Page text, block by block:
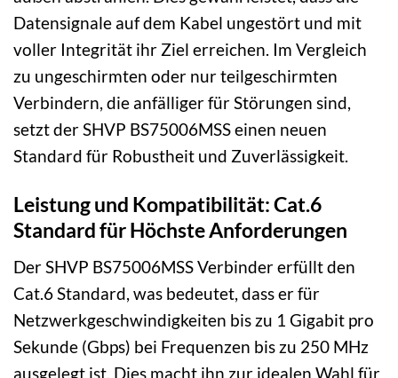
Datensignale auf dem Kabel ungestört und mit
voller Integrität ihr Ziel erreichen. Im Vergleich
zu ungeschirmten oder nur teilgeschirmten
Verbindern, die anfälliger für Störungen sind,
setzt der SHVP BS75006MSS einen neuen
Standard für Robustheit und Zuverlässigkeit.
Leistung und Kompatibilität: Cat.6
Standard für Höchste Anforderungen
Der SHVP BS75006MSS Verbinder erfüllt den
Cat.6 Standard, was bedeutet, dass er für
Netzwerkgeschwindigkeiten bis zu 1 Gigabit pro
Sekunde (Gbps) bei Frequenzen bis zu 250 MHz
ausgelegt ist. Dies macht ihn zur idealen Wahl für